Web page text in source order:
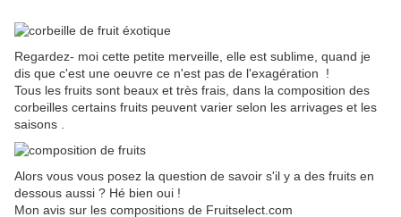
Regardez- moi cette petite merveille, elle est sublime, quand je
dis que c'est une oeuvre ce n'est pas de l'exagération !
Tous les fruits sont beaux et très frais, dans la composition des
corbeilles certains fruits peuvent varier selon les arrivages et les
saisons .
Alors vous vous posez la question de savoir s'il y a des fruits en
dessous aussi ? Hé bien oui !
Mon avis sur les compositions de Fruitselect.com